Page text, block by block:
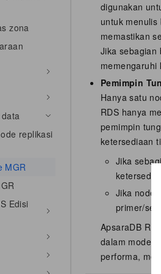
zona
replikasi
MGR
Edisi
digunakan
untuk
memastikan
Jika sebagian
memengaruhi
Pemimpin
Hanya satu
RDS hanya
pemimpin
ketersediaan
Jika
Jika node
primer/
ApsaraDB
dalam mode
performa,